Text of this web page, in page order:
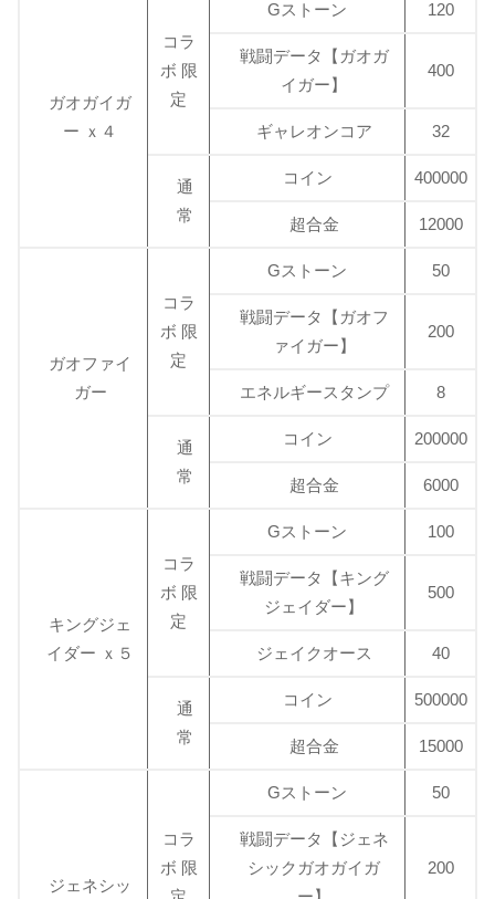
ガオガイガ
ー ｘ４
コラ
ボ 限
定
Gストーン 120
戦闘データ【ガオガ
イガー】
400
ギャレオンコア 32
通
常
コイン 400000
超合金 12000
ガオファイ
ガー
コラ
ボ 限
定
Gストーン 50
戦闘データ【ガオフ
ァイガー】
200
エネルギースタンプ 8
通
常
コイン 200000
超合金 6000
キングジェ
イダー ｘ５
コラ
ボ 限
定
Gストーン 100
戦闘データ【キング
ジェイダー】
500
ジェイクオース 40
通
常
コイン 500000
超合金 15000
ジェネシッ
コラ
ボ 限
Gストーン 50
戦闘データ【ジェネ
シックガオガイガ
200